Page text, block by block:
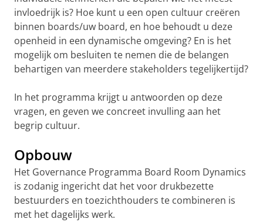
invloedrijk is? Hoe kunt u een open cultuur creëren
binnen boards/uw board, en hoe behoudt u deze
openheid in een dynamische omgeving? En is het
mogelijk om besluiten te nemen die de belangen
behartigen van meerdere stakeholders tegelijkertijd?
In het programma krijgt u antwoorden op deze
vragen, en geven we concreet invulling aan het
begrip cultuur.
Opbouw
Het Governance Programma Board Room Dynamics
is zodanig ingericht dat het voor drukbezette
bestuurders en toezichthouders te combineren is
met het dagelijks werk.